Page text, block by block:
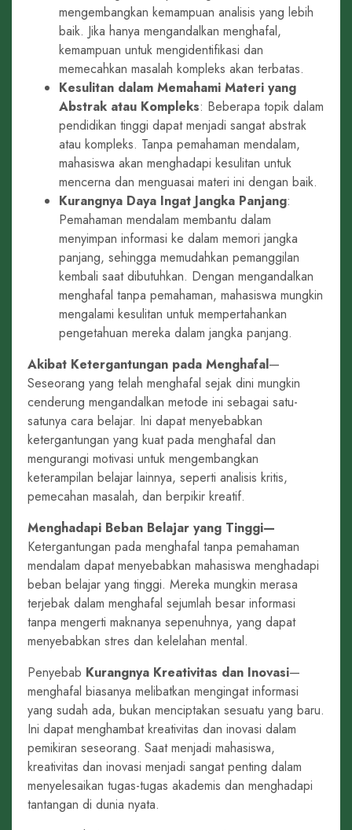
mengembangkan kemampuan analisis yang lebih
baik. Jika hanya mengandalkan menghafal,
kemampuan untuk mengidentifikasi dan
memecahkan masalah kompleks akan terbatas.
Kesulitan dalam Memahami Materi yang
Abstrak atau Kompleks: Beberapa topik dalam
pendidikan tinggi dapat menjadi sangat abstrak
atau kompleks. Tanpa pemahaman mendalam,
mahasiswa akan menghadapi kesulitan untuk
mencerna dan menguasai materi ini dengan baik.
Kurangnya Daya Ingat Jangka Panjang:
Pemahaman mendalam membantu dalam
menyimpan informasi ke dalam memori jangka
panjang, sehingga memudahkan pemanggilan
kembali saat dibutuhkan. Dengan mengandalkan
menghafal tanpa pemahaman, mahasiswa mungkin
mengalami kesulitan untuk mempertahankan
pengetahuan mereka dalam jangka panjang.
Akibat Ketergantungan pada Menghafal—
Seseorang yang telah menghafal sejak dini mungkin
cenderung mengandalkan metode ini sebagai satu-
satunya cara belajar. Ini dapat menyebabkan
ketergantungan yang kuat pada menghafal dan
mengurangi motivasi untuk mengembangkan
keterampilan belajar lainnya, seperti analisis kritis,
pemecahan masalah, dan berpikir kreatif.
Menghadapi Beban Belajar yang Tinggi—
Ketergantungan pada menghafal tanpa pemahaman
mendalam dapat menyebabkan mahasiswa menghadapi
beban belajar yang tinggi. Mereka mungkin merasa
terjebak dalam menghafal sejumlah besar informasi
tanpa mengerti maknanya sepenuhnya, yang dapat
menyebabkan stres dan kelelahan mental.
Penyebab Kurangnya Kreativitas dan Inovasi—
menghafal biasanya melibatkan mengingat informasi
yang sudah ada, bukan menciptakan sesuatu yang baru.
Ini dapat menghambat kreativitas dan inovasi dalam
pemikiran seseorang. Saat menjadi mahasiswa,
kreativitas dan inovasi menjadi sangat penting dalam
menyelesaikan tugas-tugas akademis dan menghadapi
tantangan di dunia nyata.